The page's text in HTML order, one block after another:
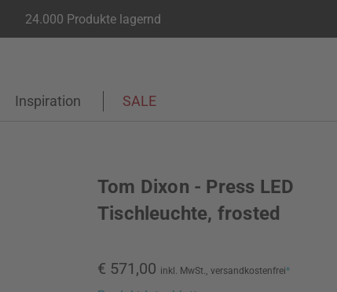
24.000 Produkte lagernd
Inspiration SALE
Tom Dixon - Press LED
Tischleuchte, frosted
€ 571,00 inkl. MwSt., versandkostenfrei*